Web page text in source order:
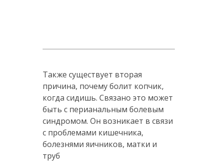
Также существует вторая
причина, почему болит копчик,
когда сидишь. Связано это может
быть с перианальным болевым
синдромом. Он возникает в связи
с проблемами кишечника,
болезнями яичников, матки и
труб